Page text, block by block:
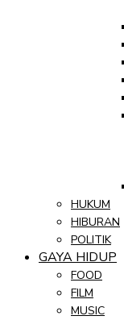
HUKUM
HIBURAN
POLITIK
GAYA HIDUP
FOOD
FILM
MUSIC